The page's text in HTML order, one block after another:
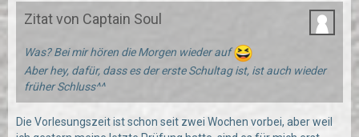
Zitat von Captain Soul
Was? Bei mir hören die Morgen wieder auf
Aber hey, dafür, dass es der erste Schultag ist, ist auch wieder
früher Schluss^^
Die Vorlesungszeit ist schon seit zwei Wochen vorbei, aber weil